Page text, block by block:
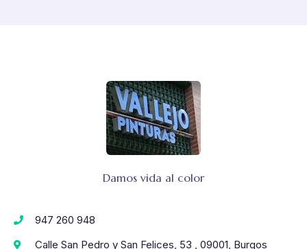
Damos vida al color
947 260 948
Calle San Pedro y San Felices, 53 , 09001, Burgos